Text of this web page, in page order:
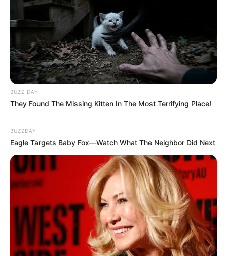
BUZZ DAY
They Found The Missing Kitten In The Most Terrifying Place!
BUZZDAY
Eagle Targets Baby Fox—Watch What The Neighbor Did Next